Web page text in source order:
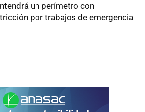
un perímetro con
por trabajos de emergencia